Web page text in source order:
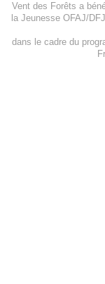
Vent des Forêts a
la Jeunesse OFAJ/
dans le cadre du